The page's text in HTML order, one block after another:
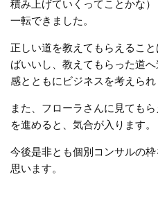
積み上げていくってことかな
一転できました。
正しい道を教えてもらえるこ
ばいいし、教えてもらった道
感とともにビジネスを考えられ
また、フローラさんに見ても
を進めると、気合が入ります。
今後是非とも個別コンサルの
思います。